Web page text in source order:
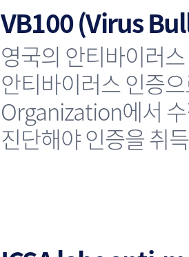
VB100 (Virus
영국의 안티바이러
안티바이러스 인증
Organization에서
진단해야 인증을 취